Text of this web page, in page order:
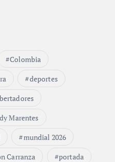
Colombia
deportes
Marentes
mundial 2026
Carranza portada